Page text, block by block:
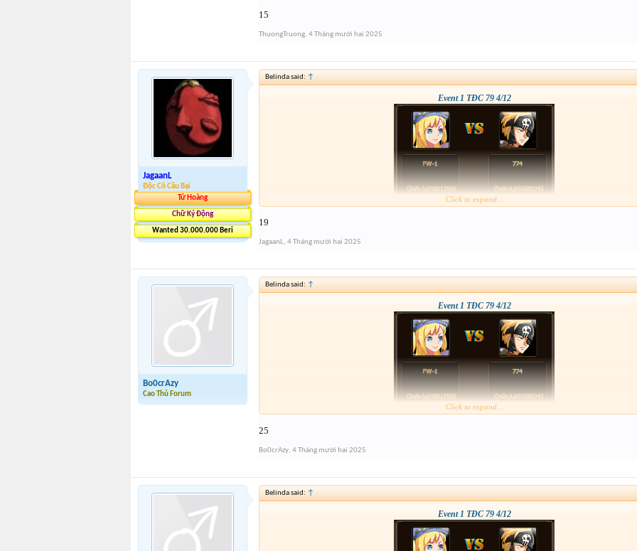
15
ThuongTruong, 4 Tháng mười hai 2025
JagaanL
Độc Cô Cầu Bại
Tứ Hoàng
Chữ Ký Động
Wanted 30.000.000 Beri
Belinda said: ↑
Event 1 TĐC 79 4/12
Click to expand...
19
JagaanL, 4 Tháng mười hai 2025
Bo0crAzy
Cao Thủ Forum
Belinda said: ↑
Event 1 TĐC 79 4/12
Click to expand...
25
Bo0crAzy, 4 Tháng mười hai 2025
Belinda said: ↑
Event 1 TĐC 79 4/12